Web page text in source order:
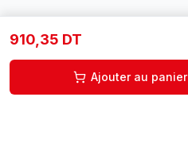
910,35 DT
Ajouter au panier